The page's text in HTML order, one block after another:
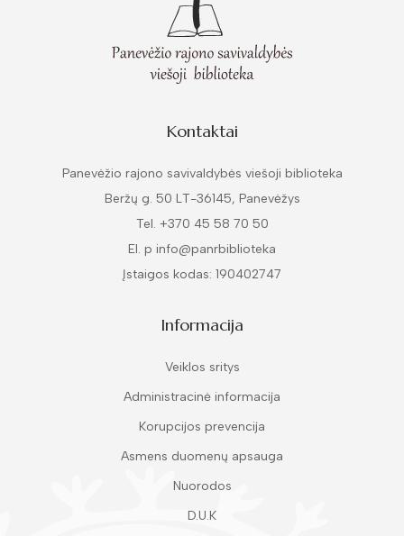
Kontaktai
Panevėžio rajono savivaldybės viešoji biblioteka
Beržų g. 50 LT-36145, Panevėžys
Tel. +370 45 58 70 50
El. p info@panrbiblioteka
Įstaigos kodas: 190402747
Informacija
Veiklos sritys
Administracinė informacija
Korupcijos prevencija
Asmens duomenų apsauga
Nuorodos
D.U.K